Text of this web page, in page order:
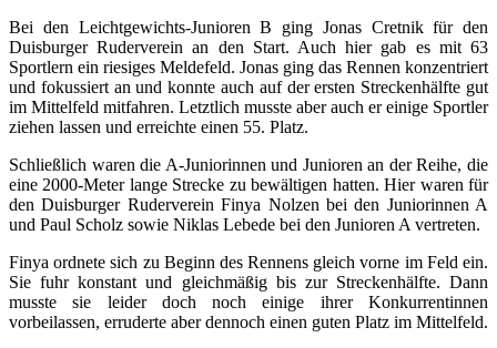
Bei den Leichtgewichts-Junioren B ging Jonas Cretnik für den
Duisburger Ruderverein an den Start. Auch hier gab es mit 63
Sportlern ein riesiges Meldefeld. Jonas ging das Rennen konzentriert
und fokussiert an und konnte auch auf der ersten Streckenhälfte gut
im Mittelfeld mitfahren. Letztlich musste aber auch er einige Sportler
ziehen lassen und erreichte einen 55. Platz.
Schließlich waren die A-Juniorinnen und Junioren an der Reihe, die
eine 2000-Meter lange Strecke zu bewältigen hatten. Hier waren für
den Duisburger Ruderverein Finya Nolzen bei den Juniorinnen A
und Paul Scholz sowie Niklas Lebede bei den Junioren A vertreten.
Finya ordnete sich zu Beginn des Rennens gleich vorne im Feld ein.
Sie fuhr konstant und gleichmäßig bis zur Streckenhälfte. Dann
musste sie leider doch noch einige ihrer Konkurrentinnen
vorbeilassen, erruderte aber dennoch einen guten Platz im Mittelfeld.